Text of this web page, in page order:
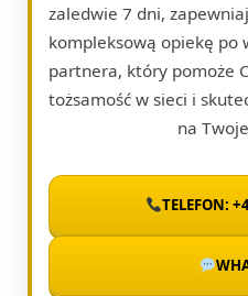
zaledwie 7 dni,
kompleksową opiekę po
partnera, który pomoże
tożsamość w sieci i
na
TELEFON: